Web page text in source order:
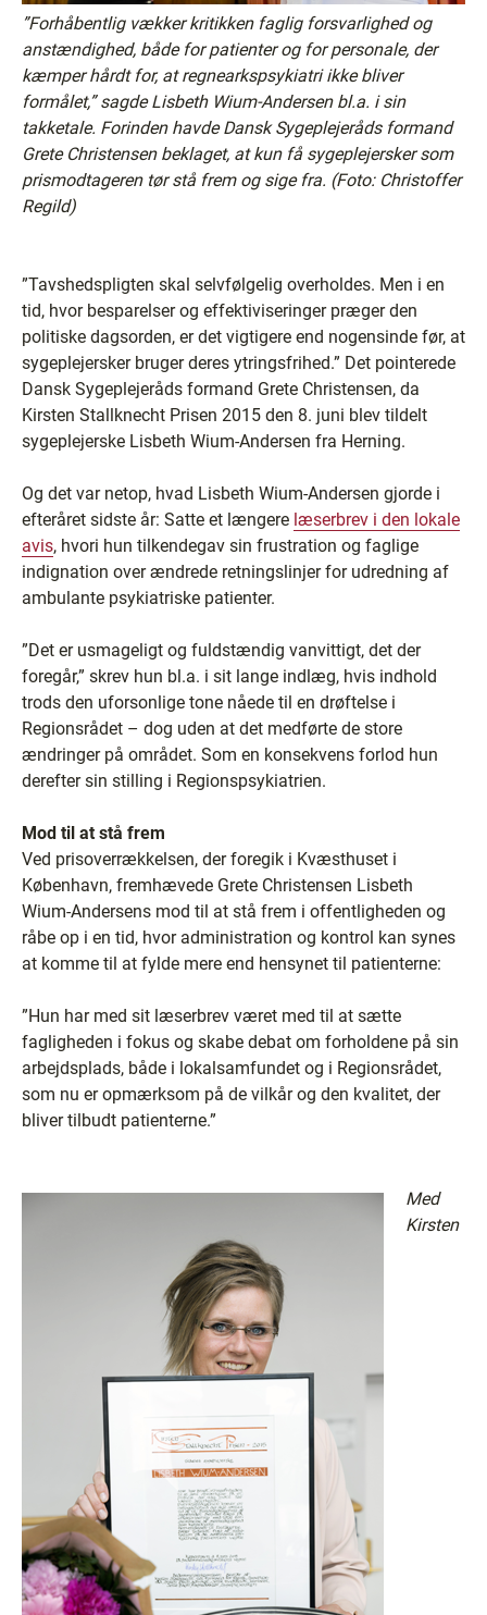
”Forhåbentlig vækker kritikken faglig forsvarlighed og
anstændighed, både for patienter og for personale, der
kæmper hårdt for, at regnearkspsykiatri ikke bliver
formålet,” sagde Lisbeth Wium-Andersen bl.a. i sin
takketale. Forinden havde Dansk Sygeplejeråds formand
Grete Christensen beklaget, at kun få sygeplejersker som
prismodtageren tør stå frem og sige fra. (Foto: Christoffer
Regild)
”Tavshedspligten skal selvfølgelig overholdes. Men i en
tid, hvor besparelser og effektiviseringer præger den
politiske dagsorden, er det vigtigere end nogensinde før, at
sygeplejersker bruger deres ytringsfrihed.” Det pointerede
Dansk Sygeplejeråds formand Grete Christensen, da
Kirsten Stallknecht Prisen 2015 den 8. juni blev tildelt
sygeplejerske Lisbeth Wium-Andersen fra Herning.
Og det var netop, hvad Lisbeth Wium-Andersen gjorde i
efteråret sidste år: Satte et længere læserbrev i den lokale
avis, hvori hun tilkendegav sin frustration og faglige
indignation over ændrede retningslinjer for udredning af
ambulante psykiatriske patienter.
”Det er usmageligt og fuldstændig vanvittigt, det der
foregår,” skrev hun bl.a. i sit lange indlæg, hvis indhold
trods den uforsonlige tone nåede til en drøftelse i
Regionsrådet – dog uden at det medførte de store
ændringer på området. Som en konsekvens forlod hun
derefter sin stilling i Regionspsykiatrien.
Mod til at stå frem
Ved prisoverrækkelsen, der foregik i Kvæsthuset i
København, fremhævede Grete Christensen Lisbeth
Wium-Andersens mod til at stå frem i offentligheden og
råbe op i en tid, hvor administration og kontrol kan synes
at komme til at fylde mere end hensynet til patienterne:
”Hun har med sit læserbrev været med til at sætte
fagligheden i fokus og skabe debat om forholdene på sin
arbejdsplads, både i lokalsamfundet og i Regionsrådet,
som nu er opmærksom på de vilkår og den kvalitet, der
bliver tilbudt patienterne.”
Med
Kirsten